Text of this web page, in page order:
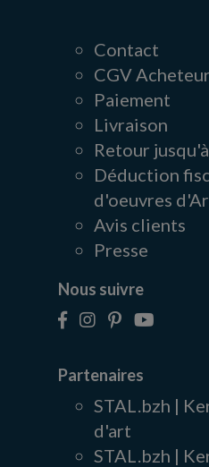
Contact
CGV Acheteur
Paiement
Livraison
Retour
Déduction
d'oeuvres
Avis clients
Presse
Nous suivre
Partenaires
STAL.bzh |
d'art
STAL.bzh |